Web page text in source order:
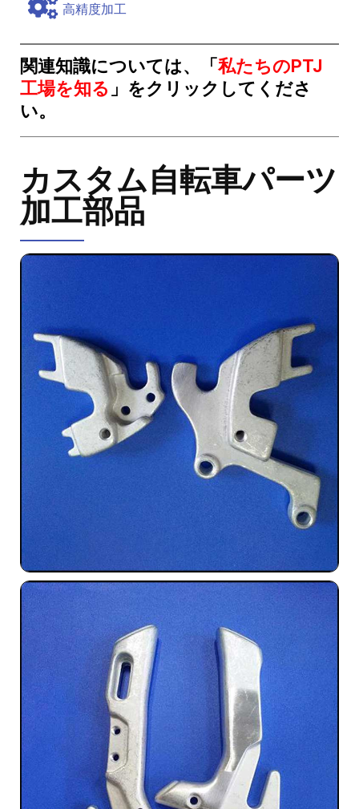
高精度加工
関連知識については、「 私たちのPTJ
工場を知る 」をクリックしてくださ
い。
カスタム自転車パーツ
加工部品